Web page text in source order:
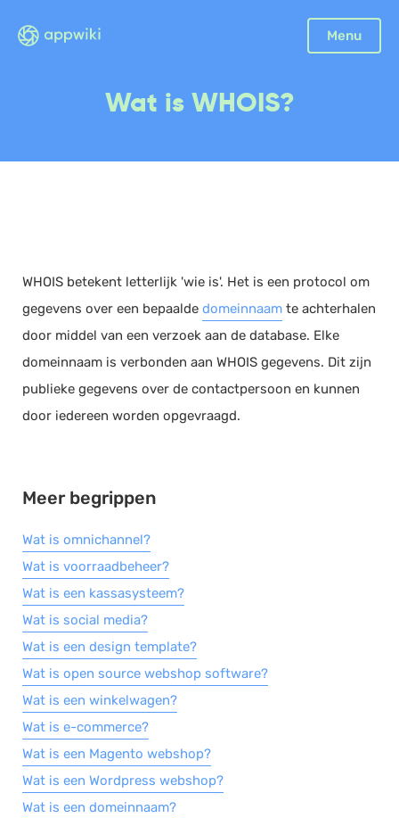
Menu
Sluiten
Scan en herken
CRM
Sales
Urenregistratie
Offerte
Documentmanagement
Planning
Werkbonnen
Rittenregistratie
Webshop
Kassa
Voorraadbeheer
ERP
Rapportage
PSP
Verlof en verzuim
HRM
Wat is WHOIS?
WHOIS betekent letterlijk 'wie is'. Het is een protocol om
gegevens over een bepaalde domeinnaam te achterhalen
door middel van een verzoek aan de database. Elke
domeinnaam is verbonden aan WHOIS gegevens. Dit zijn
publieke gegevens over de contactpersoon en kunnen
door iedereen worden opgevraagd.
Meer begrippen
Wat is omnichannel?
Wat is voorraadbeheer?
Wat is een kassasysteem?
Wat is social media?
Wat is een design template?
Wat is open source webshop software?
Wat is een winkelwagen?
Wat is e-commerce?
Wat is een Magento webshop?
Wat is een Wordpress webshop?
Wat is een domeinnaam?